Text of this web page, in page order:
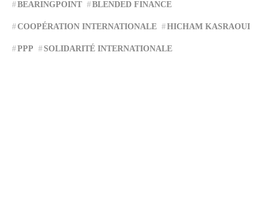
BEARINGPOINT BLENDED FINANCE
COOPÉRATION INTERNATIONALE HICHAM KASRAOUI
PPP SOLIDARITÉ INTERNATIONALE